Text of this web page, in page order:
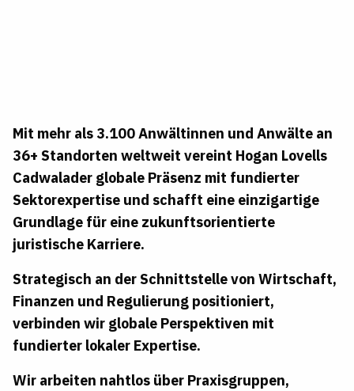
Mit mehr als 3.100 Anwältinnen und Anwälte an
36+ Standorten weltweit vereint Hogan Lovells
Cadwalader globale Präsenz mit fundierter
Sektorexpertise und schafft eine einzigartige
Grundlage für eine zukunftsorientierte
juristische Karriere.
Strategisch an der Schnittstelle von Wirtschaft,
Finanzen und Regulierung positioniert,
verbinden wir globale Perspektiven mit
fundierter lokaler Expertise.
Wir arbeiten nahtlos über Praxisgruppen,